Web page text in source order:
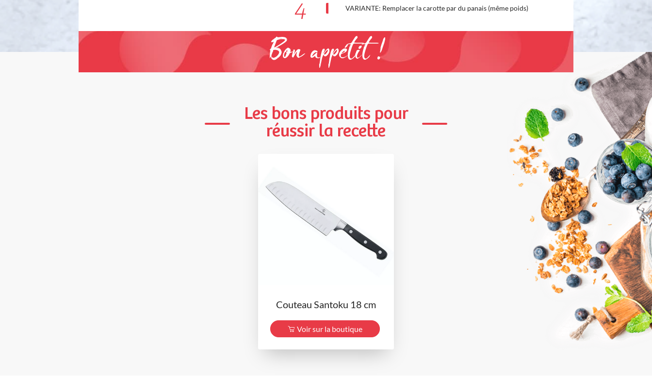
4 VARIANTE: Remplacer la carotte par du panais (même poids)
Bon appétit !
Les bons produits pour
réussir la recette
Couteau Santoku 18 cm
Voir sur la boutique